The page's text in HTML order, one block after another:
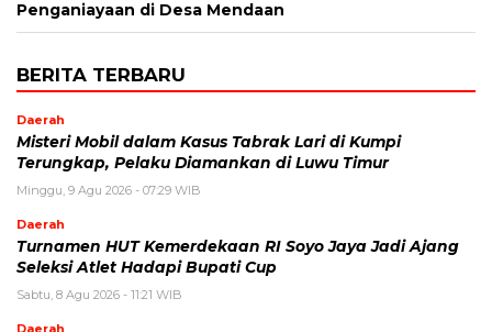
Penganiayaan di Desa Mendaan
BERITA TERBARU
Daerah
Misteri Mobil dalam Kasus Tabrak Lari di Kumpi
Terungkap, Pelaku Diamankan di Luwu Timur
Minggu, 9 Agu 2026 - 07:29 WIB
Daerah
Turnamen HUT Kemerdekaan RI Soyo Jaya Jadi Ajang
Seleksi Atlet Hadapi Bupati Cup
Sabtu, 8 Agu 2026 - 11:21 WIB